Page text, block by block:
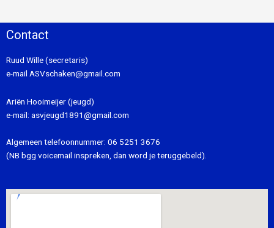
Contact
Ruud Wille (secretaris)
e-mail ASVschaken@gmail.com
Ariën Hooimeijer (jeugd)
e-mail: asvjeugd1891@gmail.com
Algemeen telefoonnummer: 06 5251 3676
(NB bgg voicemail inspreken, dan word je teruggebeld).